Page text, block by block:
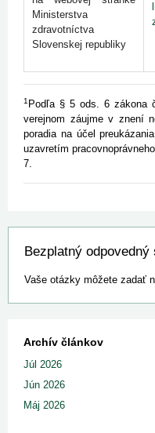
Ministerstva
zdravotníctva
Slovenskej republiky
1 Podľa § 5 ods. 6 zákona
verejnom záujme v znení
poradia na účel
uzavretím
7.
Bezplatný
Vaše otázky môžete zadať
Archív článkov
Júl 2026
Jún 2026
Máj 2026